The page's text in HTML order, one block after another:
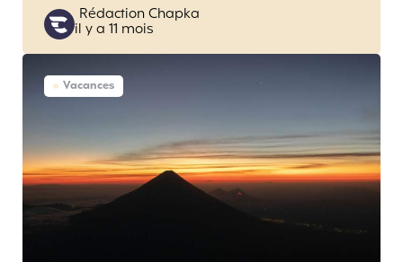
Posted
by
Rédaction Chapka
il y a 11 mois
Vacances